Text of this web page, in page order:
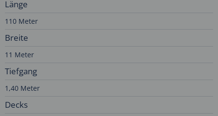
Länge
110 Meter
Breite
11 Meter
Tiefgang
1,40 Meter
Decks